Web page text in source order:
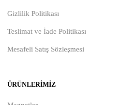
Gizlilik Politikası
Teslimat ve İade Politikası
Mesafeli Satış Sözleşmesi
ÜRÜNLERIMIZ